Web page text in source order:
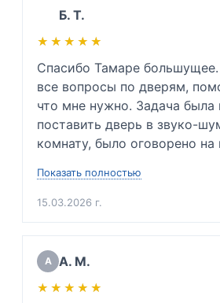
Б. Т.
★★★★★
★★★★★
Спасибо Тамаре
все вопросы по дверям,
что мне нужно. Задача была
поставить дверь в звуко-
комнату, было оговорено
невозможно избежать. Так
какую входную дверь нужно
будущем, ибо мою дверь
сказала приблизительную
вежлива и подкованный
дела. Очень благодарен.
(Для инженеров: хорошо
Показать полностью
15.03.2026 г.
А А. М.
★★★★★
★★★★★